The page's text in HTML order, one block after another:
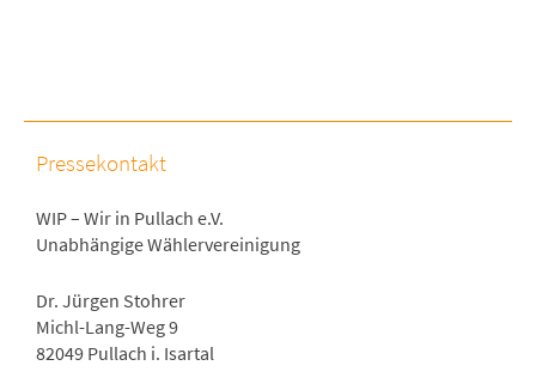
Pressekontakt
WIP – Wir in Pullach e.V.
Unabhängige Wählervereinigung
Dr. Jürgen Stohrer
Michl-Lang-Weg 9
82049 Pullach i. Isartal